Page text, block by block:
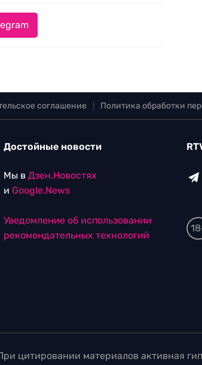
соглашение Политика обработки
Достойные новости
Мы в Дзен.Новостях
и Google.News
Уведомление об использовании
рекомендательных технологий
материалов активная